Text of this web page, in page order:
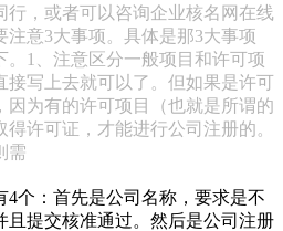
行，或者可以咨询企业核名网在线
注意3大事项。具体是那3大事项
。1、注意区分一般项目和许可项
接写上去就可以了。但如果是许可
因为有的许可项目（也就是所谓的
许可证，才能进行公司注册的。
需
个：首先是公司名称，要求是不
且提交核准通过。然后是公司注册